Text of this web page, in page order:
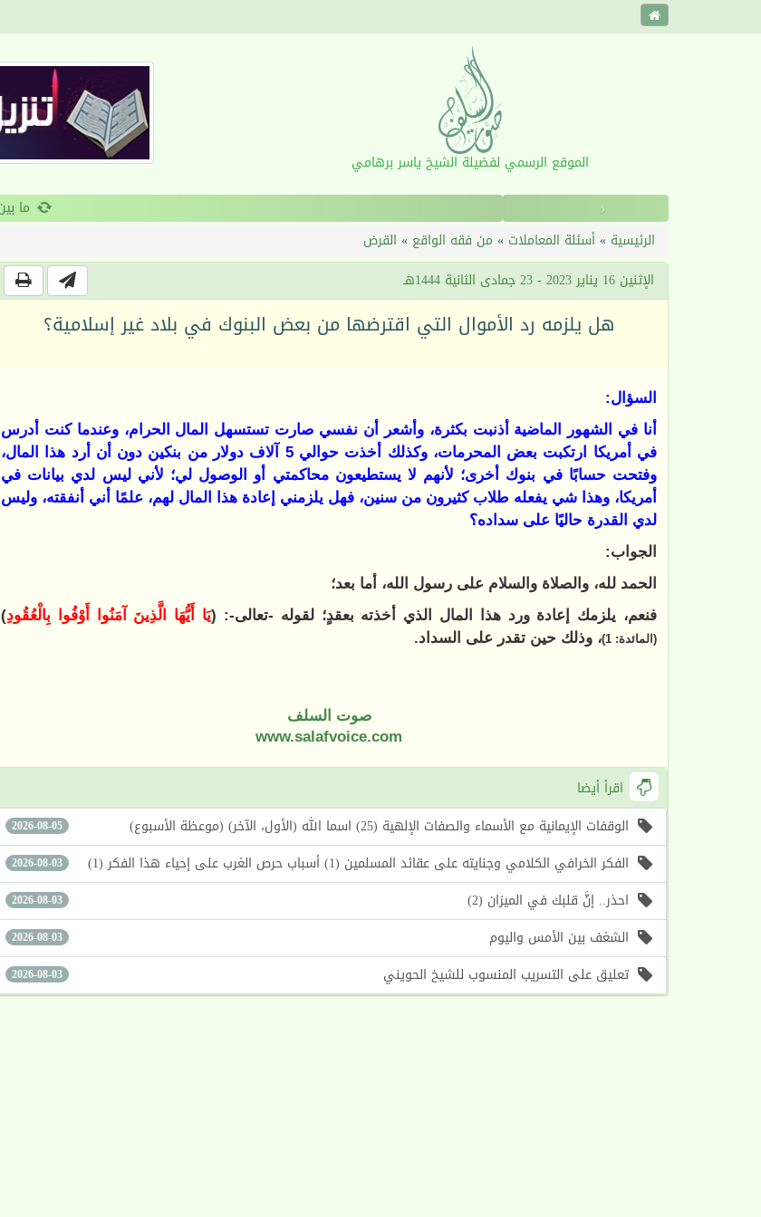
الموقع الرسمي لفضيلة الشيخ ياسر برهامي
‹
الرئيسية »أسئلة المعاملات » من فقه الواقع » القرض
الإثنين 16 يناير 2023 - 23 جمادى الثانية 1444هـ
هل يلزمه رد الأموال التي اقترضها من بعض البنوك في بلاد غير إسلامية؟
السؤال:
أنا في الشهور الماضية أذنبت بكثرة، وأشعر أن نفسي صارت تستسهل المال الحرام، وعندما كنت أدرس
في أمريكا ارتكبت بعض المحرمات، وكذلك أخذت حوالي 5 آلاف دولار من بنكين دون أن أرد هذا المال،
وفتحت حسابًا في بنوك أخرى؛ لأنهم لا يستطيعون محاكمتي أو الوصول لي؛ لأني ليس لدي بيانات في
أمريكا، وهذا شي يفعله طلاب كثيرون من سنين، فهل يلزمني إعادة هذا المال لهم، علمًا أني أنفقته، وليس
لدي القدرة حاليًا على سداده؟
الجواب:
الحمد لله، والصلاة والسلام على رسول الله، أما بعد؛
فنعم، يلزمك إعادة ورد هذا المال الذي أخذته بعقدٍ؛ لقوله -تعالى-: (يَا أَيُّهَا الَّذِينَ آمَنُوا ‌أَوْفُوا ‌بِالْعُقُودِ)
(المائدة: 1) ، وذلك حين تقدر على السداد.
صوت السلف
www.salafvoice.com
اقرأ أيضا
2026-08-05 الوقفات الإيمانية مع الأسماء والصفات الإلهية (25) اسما الله (الأول، الآخر) (موعظة الأسبوع)
2026-08-03 الفكر الخرافي الكلامي وجنايته على عقائد المسلمين (1) أسباب حرص الغرب على إحياء هذا الفكر (1)
2026-08-03 احذر.. إنَّ قلبك في الميزان (2)
2026-08-03 الشغف بين الأمس واليوم
2026-08-03 تعليق على التسريب المنسوب للشيخ الحويني